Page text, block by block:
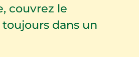
couvrez le
dans un